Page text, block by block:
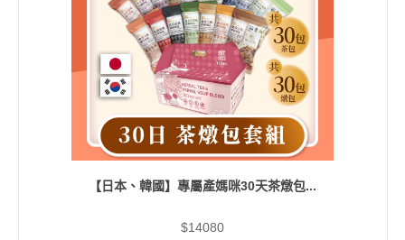
【日本、韓國】專屬產媽咪30天茶燉包...
$14080